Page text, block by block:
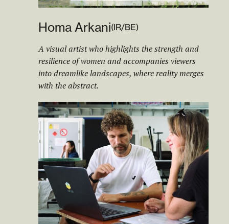
Homa Arkani(IR/BE)
A visual artist who highlights the strength and
resilience of women and accompanies viewers
into dreamlike landscapes, where reality merges
with the abstract.